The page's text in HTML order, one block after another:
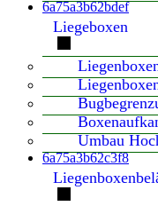
6a75a3b62bdef
Liegeboxen
Umbau
6a75a3b62c3f8